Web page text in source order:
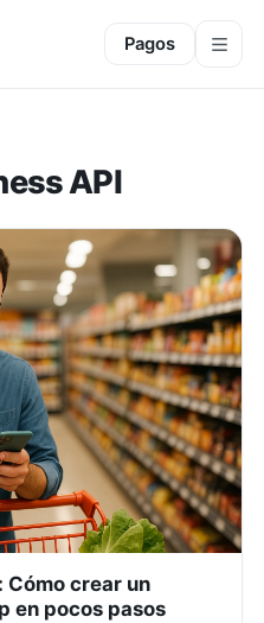
Pagos
API
crear un
en pocos pasos